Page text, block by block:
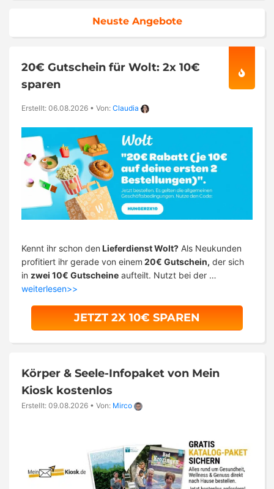
Neuste Angebote
20€ Gutschein für Wolt: 2x 10€
sparen
Erstellt: 06.08.2026 • Von: Claudia
Kennt ihr schon den Lieferdienst Wolt? Als Neukunden
profitiert ihr gerade von einem 20€ Gutschein, der sich
in zwei 10€ Gutscheine aufteilt. Nutzt bei der …
weiterlesen>>
JETZT 2X 10€ SPAREN
Körper & Seele-Infopaket von Mein
Kiosk kostenlos
Erstellt: 09.08.2026 • Von: Mirco